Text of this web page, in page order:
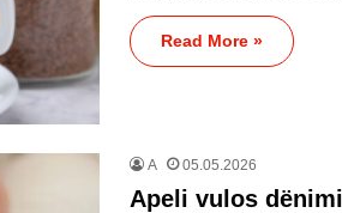
Read More »
A 05.05.2026
Apeli vulos